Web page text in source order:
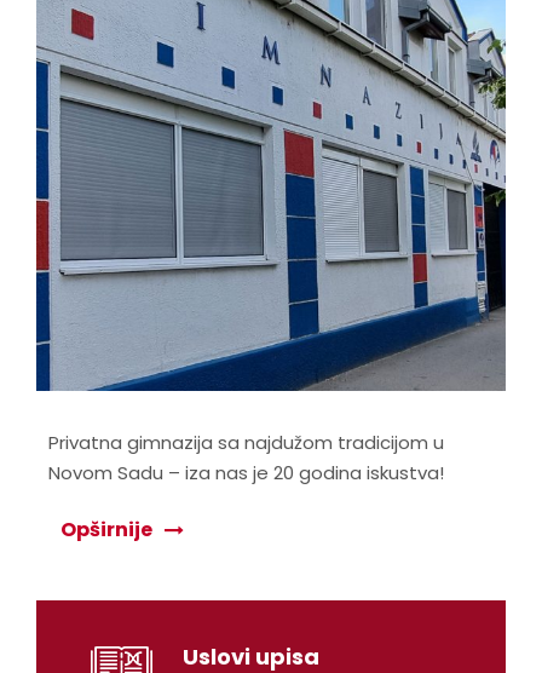
Privatna gimnazija sa najdužom tradicijom u
Novom Sadu – iza nas je 20 godina iskustva!
Opširnije
Uslovi upisa